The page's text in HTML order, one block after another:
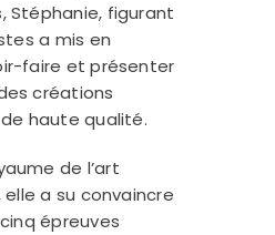
Stéphanie, figurant
a mis en
faire et présenter
créations
haute qualité.
de l’art
a su convaincre
épreuves